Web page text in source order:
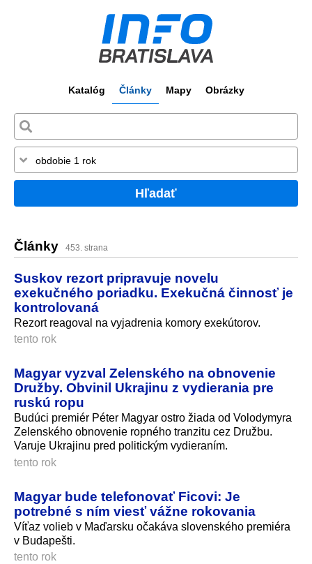
Katalóg Články Mapy Obrázky
Hľadať
Články 453. strana
Suskov rezort pripravuje novelu
exekučného poriadku. Exekučná činnosť je
kontrolovaná
Rezort reagoval na vyjadrenia komory exekútorov.
tento rok
Magyar vyzval Zelenského na obnovenie
Družby. Obvinil Ukrajinu z vydierania pre
ruskú ropu
Budúci premiér Péter Magyar ostro žiada od Volodymyra
Zelenského obnovenie ropného tranzitu cez Družbu.
Varuje Ukrajinu pred politickým vydieraním.
tento rok
Magyar bude telefonovať Ficovi: Je
potrebné s ním viesť vážne rokovania
Víťaz volieb v Maďarsku očakáva slovenského premiéra
v Budapešti.
tento rok